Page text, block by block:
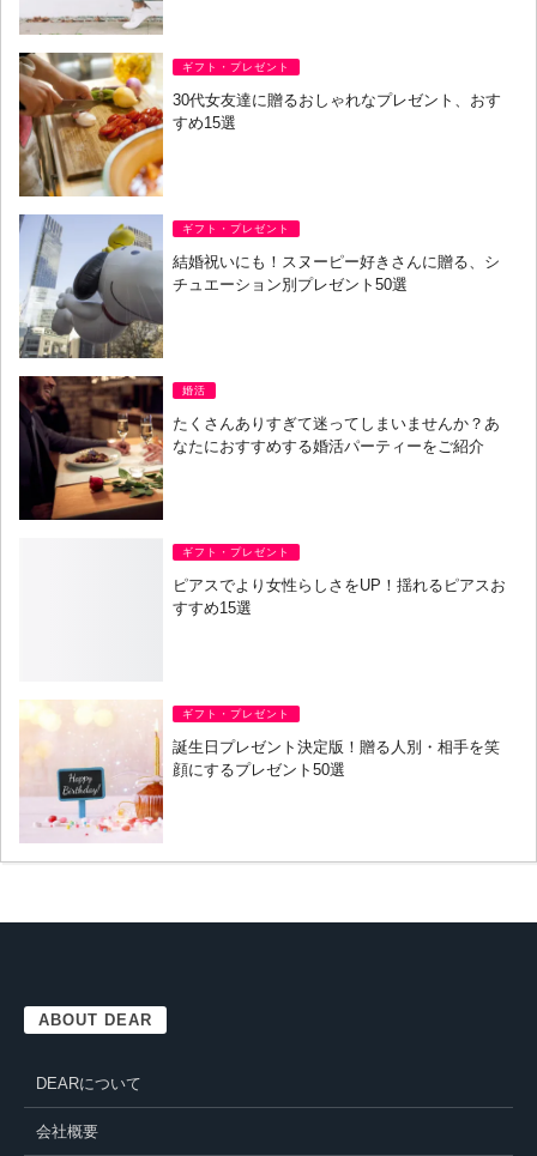
ギフト・プレゼント
30代女友達に贈るおしゃれなプレゼント、おす
すめ15選
ギフト・プレゼント
結婚祝いにも！スヌーピー好きさんに贈る、シ
チュエーション別プレゼント50選
婚活
たくさんありすぎて迷ってしまいませんか？あ
なたにおすすめする婚活パーティーをご紹介
ギフト・プレゼント
ピアスでより女性らしさをUP！揺れるピアスお
すすめ15選
ギフト・プレゼント
誕生日プレゼント決定版！贈る人別・相手を笑
顔にするプレゼント50選
ABOUT DEAR
DEARについて
会社概要